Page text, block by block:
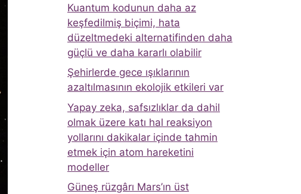
Kuantum kodunun daha az
keşfedilmiş biçimi, hata
düzeltmedeki alternatifinden daha
güçlü ve daha kararlı olabilir
Şehirlerde gece ışıklarının
azaltılmasının ekolojik etkileri var
Yapay zeka, safsızlıklar da dahil
olmak üzere katı hal reaksiyon
yollarını dakikalar içinde tahmin
etmek için atom hareketini
modeller
Güneş rüzgârı Mars’ın üst